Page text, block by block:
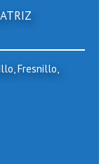
Fresnillo,